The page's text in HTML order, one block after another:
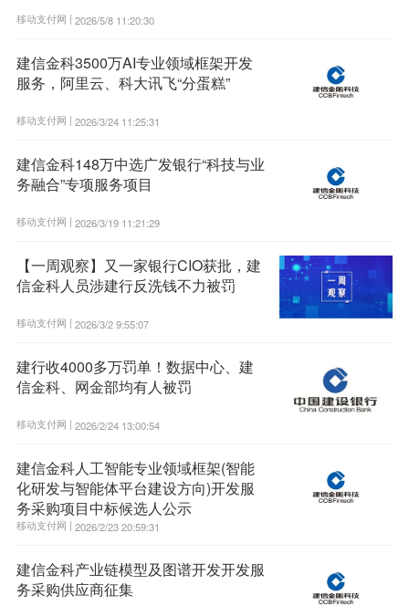
移动支付网 | 2026/5/8 11:20:30
建信金科3500万AI专业领域框架开发
服务，阿里云、科大讯飞“分蛋糕”
移动支付网 | 2026/3/24 11:25:31
建信金科148万中选广发银行“科技与业
务融合”专项服务项目
移动支付网 | 2026/3/19 11:21:29
【一周观察】又一家银行CIO获批，建
信金科人员涉建行反洗钱不力被罚
移动支付网 | 2026/3/2 9:55:07
建行收4000多万罚单！数据中心、建
信金科、网金部均有人被罚
移动支付网 | 2026/2/24 13:00:54
建信金科人工智能专业领域框架(智能
化研发与智能体平台建设方向)开发服
务采购项目中标候选人公示
移动支付网 | 2026/2/23 20:59:31
建信金科产业链模型及图谱开发开发服
务采购供应商征集